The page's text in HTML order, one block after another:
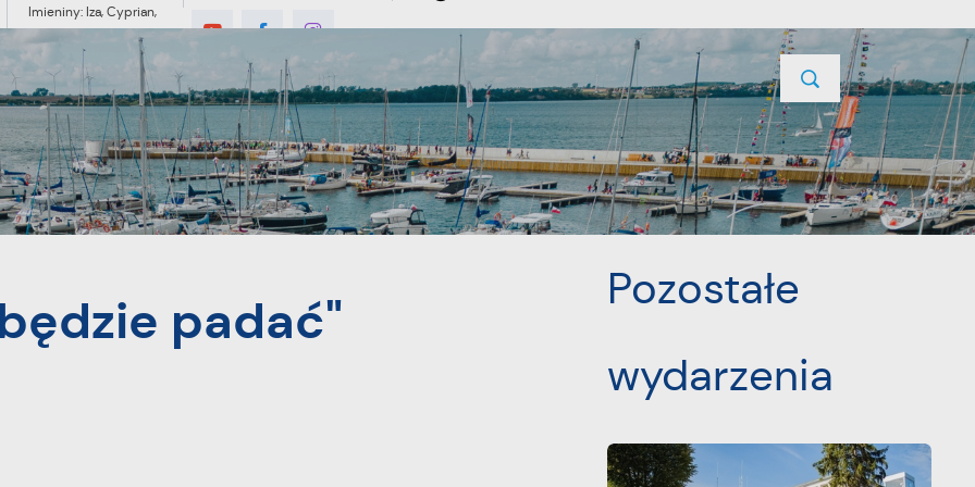
Imieniny: Iza, Cyprian,
Dominik
MIESZKANIEC TURYSTYKA INWESTYCJE PROJEKTY UNIJNE KONTAKT
POPRZEDNI NASTĘPNY
padać"
Pozostałe
wydarzenia